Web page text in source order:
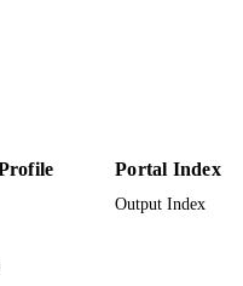
Portal Index
Output Index